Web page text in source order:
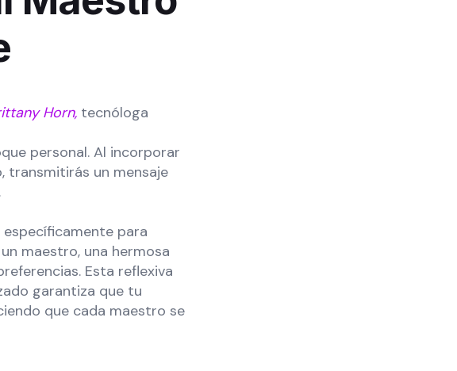
Horn, tecnóloga
personal. Al incorporar
transmitirás un mensaje
para
maestro, una hermosa
Esta reflexiva
garantiza que tu
que cada maestro se